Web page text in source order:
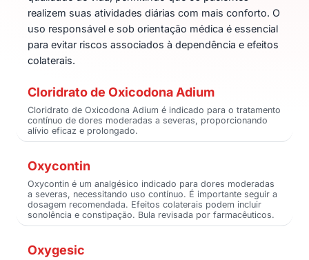
realizem suas atividades diárias com mais conforto. O
uso responsável e sob orientação médica é essencial
para evitar riscos associados à dependência e efeitos
colaterais.
Cloridrato de Oxicodona Adium
Cloridrato de Oxicodona Adium é indicado para o tratamento
contínuo de dores moderadas a severas, proporcionando
alívio eficaz e prolongado.
Oxycontin
Oxycontin é um analgésico indicado para dores moderadas
a severas, necessitando uso contínuo. É importante seguir a
dosagem recomendada. Efeitos colaterais podem incluir
sonolência e constipação. Bula revisada por farmacêuticos.
Oxygesic